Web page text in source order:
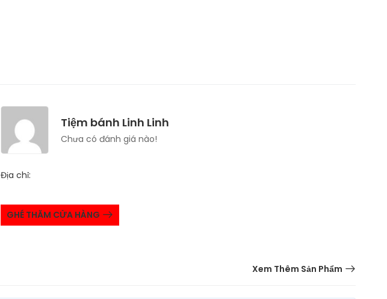
Tiệm bánh Linh Linh
Chưa có đánh giá nào!
Địa chỉ:
GHÉ THĂM CỬA HÀNG
Xem Thêm Sản Phẩm